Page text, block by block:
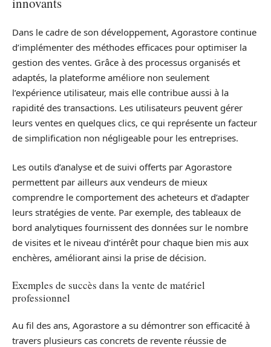
Dans le cadre de son développement, Agorastore continue
d’implémenter des méthodes efficaces pour optimiser la
gestion des ventes. Grâce à des processus organisés et
adaptés, la plateforme améliore non seulement
l’expérience utilisateur, mais elle contribue aussi à la
rapidité des transactions. Les utilisateurs peuvent gérer
leurs ventes en quelques clics, ce qui représente un facteur
de simplification non négligeable pour les entreprises.
Les outils d’analyse et de suivi offerts par Agorastore
permettent par ailleurs aux vendeurs de mieux
comprendre le comportement des acheteurs et d’adapter
leurs stratégies de vente. Par exemple, des tableaux de
bord analytiques fournissent des données sur le nombre
de visites et le niveau d’intérêt pour chaque bien mis aux
enchères, améliorant ainsi la prise de décision.
Exemples de succès dans la vente de matériel
professionnel
Au fil des ans, Agorastore a su démontrer son efficacité à
travers plusieurs cas concrets de revente réussie de